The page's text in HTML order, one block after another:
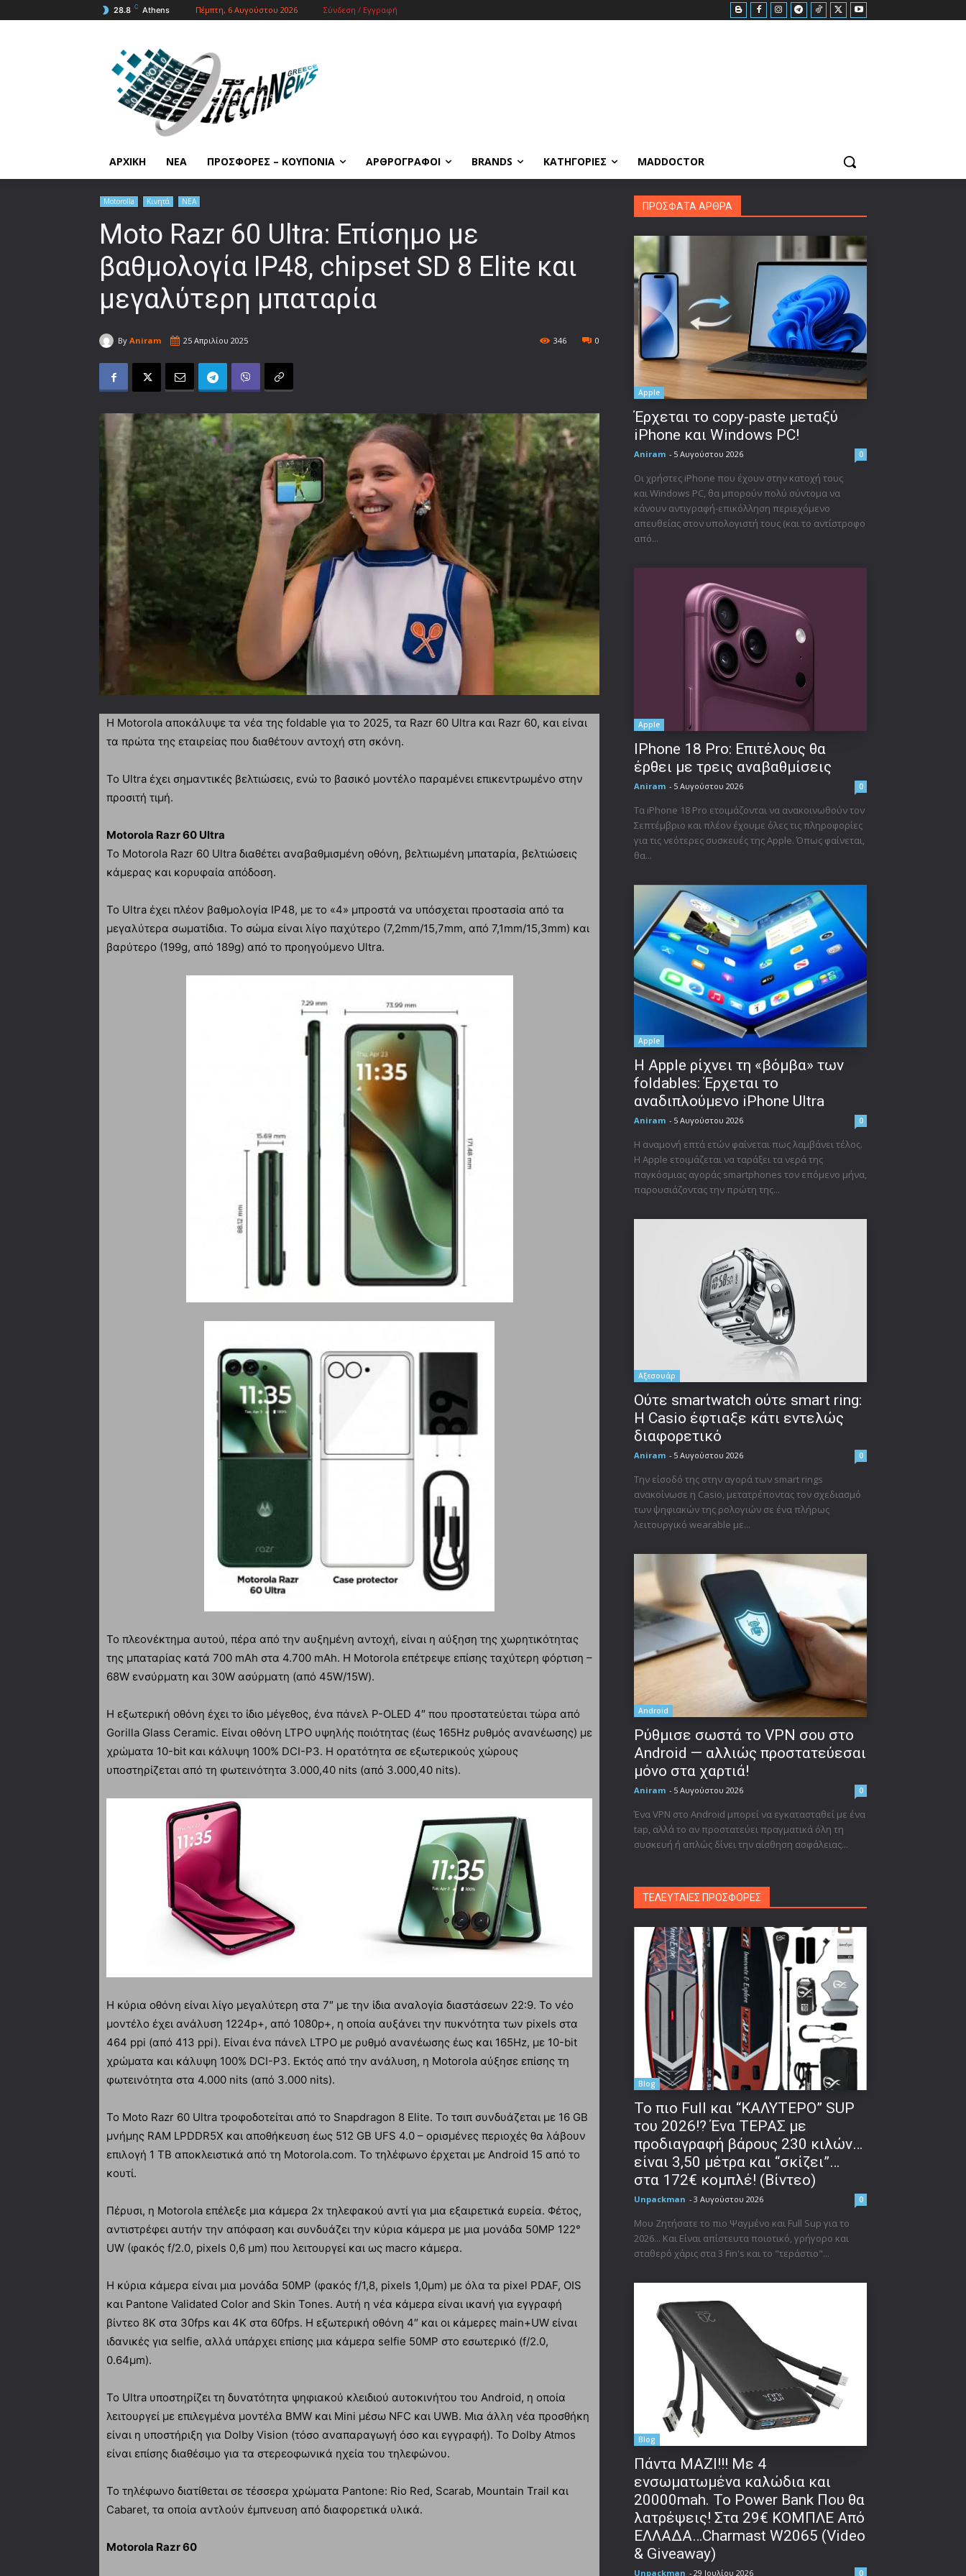
28.8 C Athens Πέμπτη, 6 Αυγούστου 2026 Σύνδεση / Εγγραφή
ΑΡΧΙΚΗ ΝΕΑ ΠΡΟΣΦΟΡΕΣ – ΚΟΥΠΟΝΙΑ ΑΡΘΡΟΓΡΑΦΟΙ BRANDS ΚΑΤΗΓΟΡΙΕΣ MADDOCTOR
Motorolla Κινητά ΝΕΑ
Moto Razr 60 Ultra: Επίσημο με
βαθμολογία IP48, chipset SD 8 Elite και
μεγαλύτερη μπαταρία
By Aniram 25 Απριλίου 2025 0
346
Η Motorola αποκάλυψε τα νέα της foldable για το 2025, τα Razr 60 Ultra και Razr 60, και είναι
τα πρώτα της εταιρείας που διαθέτουν αντοχή στη σκόνη.
Το Ultra έχει σημαντικές βελτιώσεις, ενώ το βασικό μοντέλο παραμένει επικεντρωμένο στην
προσιτή τιμή.
Motorola Razr 60 Ultra
Το Motorola Razr 60 Ultra διαθέτει αναβαθμισμένη οθόνη, βελτιωμένη μπαταρία, βελτιώσεις
κάμερας και κορυφαία απόδοση.
Το Ultra έχει πλέον βαθμολογία IP48, με το «4» μπροστά να υπόσχεται προστασία από τα
μεγαλύτερα σωματίδια. Το σώμα είναι λίγο παχύτερο (7,2mm/15,7mm, από 7,1mm/15,3mm) και
βαρύτερο (199g, από 189g) από το προηγούμενο Ultra.
Το πλεονέκτημα αυτού, πέρα ​​από την αυξημένη αντοχή, είναι η αύξηση της χωρητικότητας
της μπαταρίας κατά 700 mAh στα 4.700 mAh. Η Motorola επέτρεψε επίσης ταχύτερη φόρτιση –
68W ενσύρματη και 30W ασύρματη (από 45W/15W).
Η εξωτερική οθόνη έχει το ίδιο μέγεθος, ένα πάνελ P-OLED 4″ που προστατεύεται τώρα από
Gorilla Glass Ceramic. Είναι οθόνη LTPO υψηλής ποιότητας (έως 165Hz ρυθμός ανανέωσης) με
χρώματα 10-bit και κάλυψη 100% DCI-P3. Η ορατότητα σε εξωτερικούς χώρους
υποστηρίζεται από τη φωτεινότητα 3.000,40 nits (από 3.000,40 nits).
Η κύρια οθόνη είναι λίγο μεγαλύτερη στα 7″ με την ίδια αναλογία διαστάσεων 22:9. Το νέο
μοντέλο έχει ανάλυση 1224p+, από 1080p+, η οποία αυξάνει την πυκνότητα των pixels στα
464 ppi (από 413 ppi). Είναι ένα πάνελ LTPO με ρυθμό ανανέωσης έως και 165Hz, με 10-bit
χρώματα και κάλυψη 100% DCI-P3. Εκτός από την ανάλυση, η Motorola αύξησε επίσης τη
φωτεινότητα στα 4.000 nits (από 3.000 nits).
Το Moto Razr 60 Ultra τροφοδοτείται από το Snapdragon 8 Elite. Το τσιπ συνδυάζεται με 16 GB
μνήμης RAM LPDDR5X και αποθήκευση έως 512 GB UFS 4.0 – ορισμένες περιοχές θα λάβουν
επιλογή 1 TB αποκλειστικά από τη Motorola.com. Το τηλέφωνο έρχεται με Android 15 από το
κουτί.
Πέρυσι, η Motorola επέλεξε μια κάμερα 2x τηλεφακού αντί για μια εξαιρετικά ευρεία. Φέτος,
αντιστρέφει αυτήν την απόφαση και συνδυάζει την κύρια κάμερα με μια μονάδα 50MP 122°
UW (φακός f/2.0, pixels 0,6 μm) που λειτουργεί και ως macro κάμερα.
Η κύρια κάμερα είναι μια μονάδα 50MP (φακός f/1,8, pixels 1,0μm) με όλα τα pixel PDAF, OIS
και Pantone Validated Color and Skin Tones. Αυτή η νέα κάμερα είναι ικανή για εγγραφή
βίντεο 8K στα 30fps και 4K στα 60fps. Η εξωτερική οθόνη 4″ και οι κάμερες main+UW είναι
ιδανικές για selfie, αλλά υπάρχει επίσης μια κάμερα selfie 50MP στο εσωτερικό (f/2.0,
0.64μm).
Το Ultra υποστηρίζει τη δυνατότητα ψηφιακού κλειδιού αυτοκινήτου του Android, η οποία
λειτουργεί με επιλεγμένα μοντέλα BMW και Mini μέσω NFC και UWB. Μια άλλη νέα προσθήκη
είναι η υποστήριξη για Dolby Vision (τόσο αναπαραγωγή όσο και εγγραφή). Το Dolby Atmos
είναι επίσης διαθέσιμο για τα στερεοφωνικά ηχεία του τηλεφώνου.
Το τηλέφωνο διατίθεται σε τέσσερα χρώματα Pantone: Rio Red, Scarab, Mountain Trail και
Cabaret, τα οποία αντλούν έμπνευση από διαφορετικά υλικά.
Motorola Razr 60
ΠΡΟΣΦΑΤΑ ΑΡΘΡΑ
Apple
Έρχεται το copy-paste μεταξύ
iPhone και Windows PC!
Aniram - 5 Αυγούστου 2026 0
Οι χρήστες iPhone που έχουν στην κατοχή τους
και Windows PC, θα μπορούν πολύ σύντομα να
κάνουν αντιγραφή-επικόλληση περιεχόμενο
απευθείας στον υπολογιστή τους (και το αντίστροφο
από...
Apple
IPhone 18 Pro: Επιτέλους θα
έρθει με τρεις αναβαθμίσεις
Aniram - 5 Αυγούστου 2026 0
Τα iPhone 18 Pro ετοιμάζονται να ανακοινωθούν τον
Σεπτέμβριο και πλέον έχουμε όλες τις πληροφορίες
για τις νεότερες συσκευές της Apple. Όπως φαίνεται,
θα...
Apple
Η Apple ρίχνει τη «βόμβα» των
foldables: Έρχεται το
αναδιπλούμενο iPhone Ultra
Aniram - 5 Αυγούστου 2026 0
Η αναμονή επτά ετών φαίνεται πως λαμβάνει τέλος.
Η Apple ετοιμάζεται να ταράξει τα νερά της
παγκόσμιας αγοράς smartphones τον επόμενο μήνα,
παρουσιάζοντας την πρώτη της...
Αξεσουάρ
Ούτε smartwatch ούτε smart ring:
Η Casio έφτιαξε κάτι εντελώς
διαφορετικό
Aniram - 5 Αυγούστου 2026 0
Την είσοδό της στην αγορά των smart rings
ανακοίνωσε η Casio, μετατρέποντας τον σχεδιασμό
των ψηφιακών της ρολογιών σε ένα πλήρως
λειτουργικό wearable με...
Android
Ρύθμισε σωστά το VPN σου στο
Android — αλλιώς προστατεύεσαι
μόνο στα χαρτιά!
Aniram - 5 Αυγούστου 2026 0
Ένα VPN στο Android μπορεί να εγκατασταθεί με ένα
tap, αλλά το αν προστατεύει πραγματικά όλη τη
συσκευή ή απλώς δίνει την αίσθηση ασφάλειας...
ΤΕΛΕΥΤΑΙΕΣ ΠΡΟΣΦΟΡΕΣ
Blog
To πιο Full και “ΚΑΛΥΤΕΡΟ” SUP
του 2026!? Ένα ΤΕΡΑΣ με
προδιαγραφή βάρους 230 κιλών…
είναι 3,50 μέτρα και “σκίζει”…
στα 172€ κομπλέ! (Βίντεο)
Unpackman - 3 Αυγούστου 2026 0
Μου Ζητήσατε το πιο Ψαγμένο και Full Sup για το
2026... Και Είναι απίστευτα ποιοτικό, γρήγορο και
σταθερό χάρις στα 3 Fin's και το "τεράστιο"...
Blog
Πάντα ΜΑΖΙ!!! Με 4
ενσωματωμένα καλώδια και
20000mah. Το Power Bank Που θα
λατρέψεις! Στα 29€ ΚΟΜΠΛΕ Από
ΕΛΛΑΔΑ…Charmast W2065 (Video
& Giveaway)
Unpackman - 29 Ιουλίου 2026 0